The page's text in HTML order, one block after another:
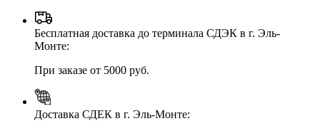
Бесплатная доставка до терминала СДЭК в г. Эль-
Монте:
При заказе от 5000 руб.
Доставка СДЕК в г. Эль-Монте: